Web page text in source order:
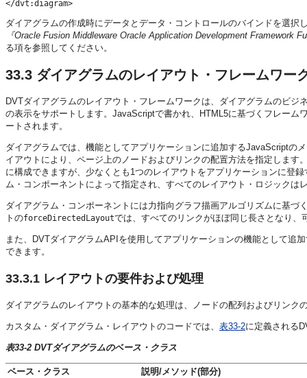
ダイアグラムの作成時にデータとデータ・コントロールのバインドを選
『Oracle Fusion Middleware Oracle Application Development Framework
る項を参照してください。
33.3 ダイアグラムのレイアウト・フレームワー
DVTダイアグラムのレイアウト・フレームワークは、ダイアグラムのビ
の表示をサポートします。JavaScriptで書かれ、HTML5に基づくフレー
ートされます。
ダイアグラムでは、機能としてアプリケーションに追加するJavaScriptの
イアウトにより、ページ上のノードおよびリンクの配置方法を指定しま
に構成できますが、少なくとも1つのレイアウトをアプリケーションに登
ム・コンポーネントによって指定され、すべてのレイアウト・ロジックは
ダイアグラム・コンポーネントには力指向グラフ描画アルゴリズムに基
トのforceDirectedLayoutでは、すべてのリンクがほぼ同じ長さとなり
また、DVTダイアグラムAPIを使用してアプリケーションの機能として追
できます。
33.3.1 レイアウトの要件および処理
ダイアグラムのレイアウトの基本的な処理は、ノードの配列およびリン
カスタム・ダイアグラム・レイアウトのコードでは、 表33-2に定義される
表33-2 DVTダイアグラムのベース・クラス
ベース・クラス 説明/メソッド(部分)